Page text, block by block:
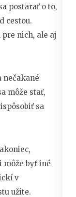
postarať o to,
cestou.
nich, ale aj
nečakané
môže stať,
sa
môže byť iné
v
užite.